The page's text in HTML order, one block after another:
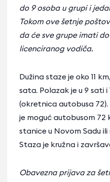
do 9 osoba u grupi i
Tokom ove šetnje
da će sve grupe imati
licenciranog vodiča.
Dužina staze je oko 11
sata. Polazak je u 9 sati
(okretnica autobusa
je moguć autobusom 72
stanice u Novom Sadu
Staza je kružna i
Obavezna prijava za